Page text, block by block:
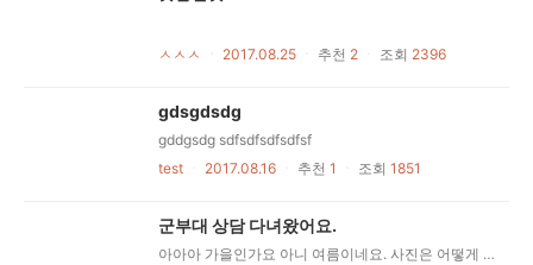
ㅅㅅㅅ 2017.08.25 추천 2 조회 2396
gdsgdsdg
gddgsdg sdfsdfsdfsdfsf
test
2017.08.16 추천 1 조회 1851
군부대 상담 다녀왔어요.
아아아 가을인가요 아니 여름이네요. 사진은 어떻게 올리나아 이렇게 올리는 구나